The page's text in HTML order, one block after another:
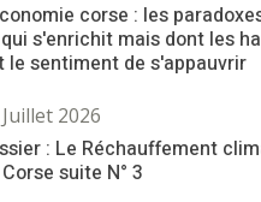
corse : les
s'enrichit mais dont les
le sentiment de s'appauvrir
2026
: Le Réchauffement
suite N° 3